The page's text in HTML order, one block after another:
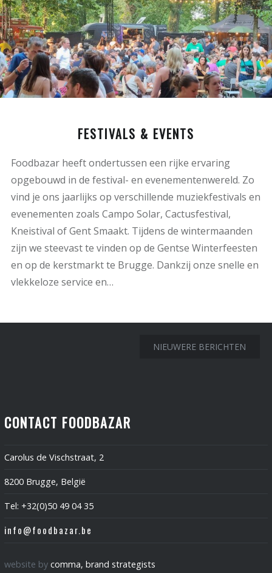
FESTIVALS & EVENTS
Foodbazar heeft ondertussen een rijke ervaring
opgebouwd in de festival- en evenementenwereld. Zo
vind je ons jaarlijks op verschillende muziekfestivals en
evenementen zoals Campo Solar, Cactusfestival,
Kneistival of Gent Smaakt. Tijdens de wintermaanden
zijn we steevast te vinden op de Gentse Winterfeesten
en op de kerstmarkt te Brugge. Dankzij onze snelle en
vlekkeloze service en…
NIEUWERE BERICHTEN
CONTACT FOODBAZAR
Carolus de Vischstraat, 2
8200 Brugge, België
Tel: +32(0)50 49 04 35
info@foodbazar.be
website bycomma, brand strategists